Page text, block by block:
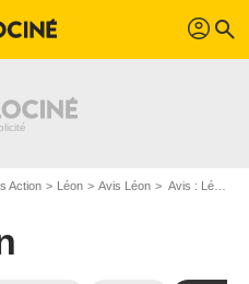
profil search
Action Léon Avis Léon Avis : Léon - Page 9